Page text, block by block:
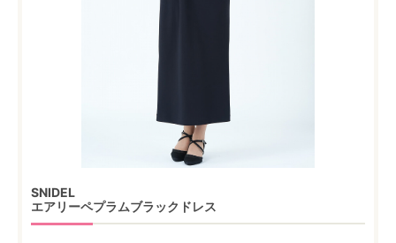
SNIDEL
エアリーペプラムブラックドレス